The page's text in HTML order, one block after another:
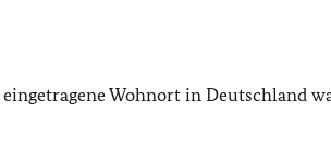
Wohnort in Deutschland